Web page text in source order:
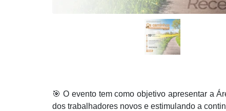
🎯 O evento tem como objetivo apresentar a
dos trabalhadores novos e estimulando a